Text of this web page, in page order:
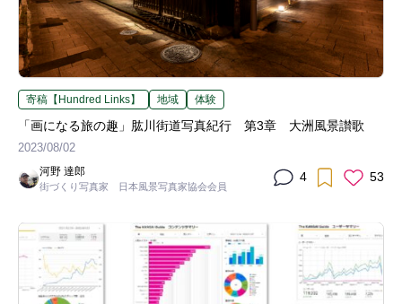
寄稿【Hundred Links】 地域 体験
「画になる旅の趣」肱川街道写真紀行 第3章 大洲風景讃歌
2023/08/02
河野 達郎
街づくり写真家 日本風景写真家協会会員
4 53